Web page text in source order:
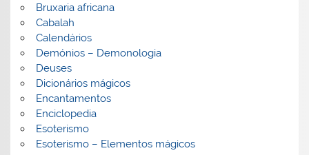
Bruxaria africana
Cabalah
Calendários
Demónios – Demonologia
Deuses
Dicionários mágicos
Encantamentos
Enciclopedia
Esoterismo
Esoterismo – Elementos mágicos